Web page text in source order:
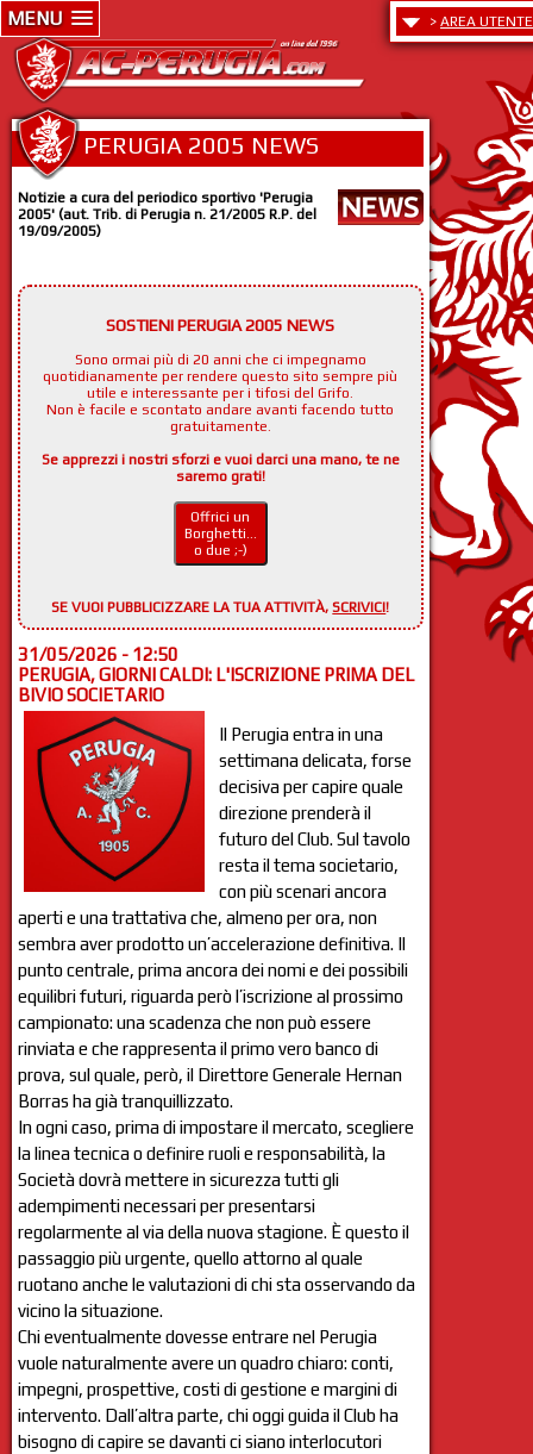
MENU > AREA UTENTE
PERUGIA 2005 NEWS
Notizie a cura del periodico sportivo 'Perugia
2005' (aut. Trib. di Perugia n. 21/2005 R.P. del
19/09/2005)
SOSTIENI PERUGIA 2005 NEWS
Sono ormai più di 20 anni che ci impegnamo
quotidianamente per rendere questo sito sempre più
utile e interessante per i tifosi del Grifo.
Non è facile e scontato andare avanti facendo tutto
gratuitamente.
Se apprezzi i nostri sforzi e vuoi darci una mano, te ne
saremo grati!
Offrici un
Borghetti...
o due ;-)
SE VUOI PUBBLICIZZARE LA TUA ATTIVITÀ,SCRIVICI!
31/05/2026 - 12:50
PERUGIA, GIORNI CALDI: L'ISCRIZIONE PRIMA DEL
BIVIO SOCIETARIO
Il Perugia entra in una
settimana delicata, forse
decisiva per capire quale
direzione prenderà il
futuro del Club. Sul tavolo
resta il tema societario,
con più scenari ancora
aperti e una trattativa che, almeno per ora, non
sembra aver prodotto un’accelerazione definitiva. Il
punto centrale, prima ancora dei nomi e dei possibili
equilibri futuri, riguarda però l’iscrizione al prossimo
campionato: una scadenza che non può essere
rinviata e che rappresenta il primo vero banco di
prova, sul quale, però, il Direttore Generale Hernan
Borras ha già tranquillizzato.
In ogni caso, prima di impostare il mercato, scegliere
la linea tecnica o definire ruoli e responsabilità, la
Società dovrà mettere in sicurezza tutti gli
adempimenti necessari per presentarsi
regolarmente al via della nuova stagione. È questo il
passaggio più urgente, quello attorno al quale
ruotano anche le valutazioni di chi sta osservando da
vicino la situazione.
Chi eventualmente dovesse entrare nel Perugia
vuole naturalmente avere un quadro chiaro: conti,
impegni, prospettive, costi di gestione e margini di
intervento. Dall’altra parte, chi oggi guida il Club ha
bisogno di capire se davanti ci siano interlocutori